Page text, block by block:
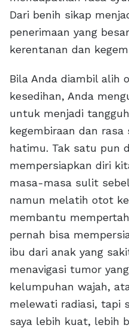
Dari benih sikap
penerimaan yang
kerentanan dan
Bila Anda diambil alih
kesedihan, Anda
untuk menjadi
kegembiraan dan
hatimu. Tak satu pun
mempersiapkan diri
masa-masa sulit
namun melatih otot
membantu
pernah bisa
ibu dari anak yang
menavigasi tumor
kelumpuhan wajah,
melewati radiasi, tapi
saya lebih kuat, lebih